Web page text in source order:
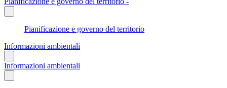
Pianificazione e governo del territorio
Informazioni ambientali
Informazioni ambientali